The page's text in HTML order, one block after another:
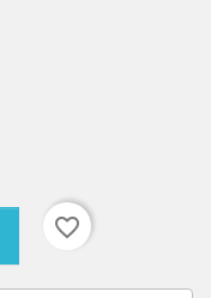
favorite_border